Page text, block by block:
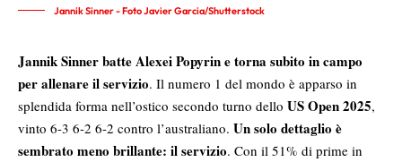
Jannik Sinner - Foto Javier Garcia/Shutterstock
Jannik Sinner batte Alexei Popyrin e torna subito in campo
per allenare il servizio. Il numero 1 del mondo è apparso in
splendida forma nell’ostico secondo turno dello US Open 2025,
vinto 6-3 6-2 6-2 contro l’australiano. Un solo dettaglio è
sembrato meno brillante: il servizio. Con il 51% di prime in